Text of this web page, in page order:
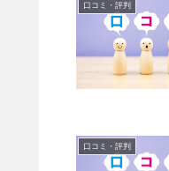
口コミ・評判
口コミ・評判